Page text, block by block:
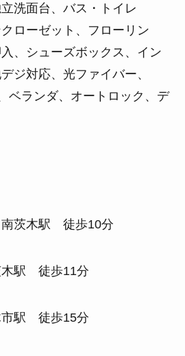
洗面台、バス・トイレ
ローゼット、フローリン
、シューズボックス、イン
ジ対応、光ファイバー、
ベランダ、オートロック、デ
茨木駅 徒歩10分
駅 徒歩11分
駅 徒歩15分